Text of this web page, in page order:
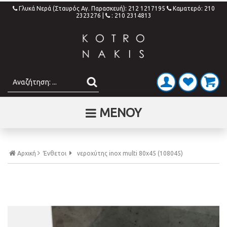
Γλυκά Νερά (Σταυρός Αγ. Παρασκευή): 212 1217195
Καματερό: 210
2323276
: 210 2314813
ΜΕΝΟΥ
Αρχική Ένθετοι νεροχύτης inox multi 80x45 (108045)